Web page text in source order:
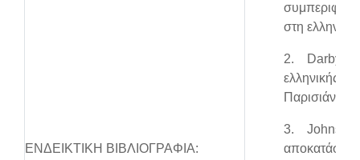
ΕΝΔΕΙΚΤΙΚΗ ΒΙΒΛΙΟΓΡΑΦΙΑ:
στη
2. Darby D.,
ελληνικής
Παρισιάνου,
3.